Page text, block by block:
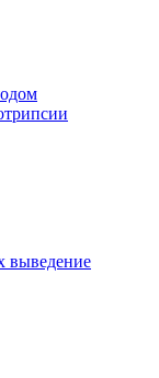
выведение